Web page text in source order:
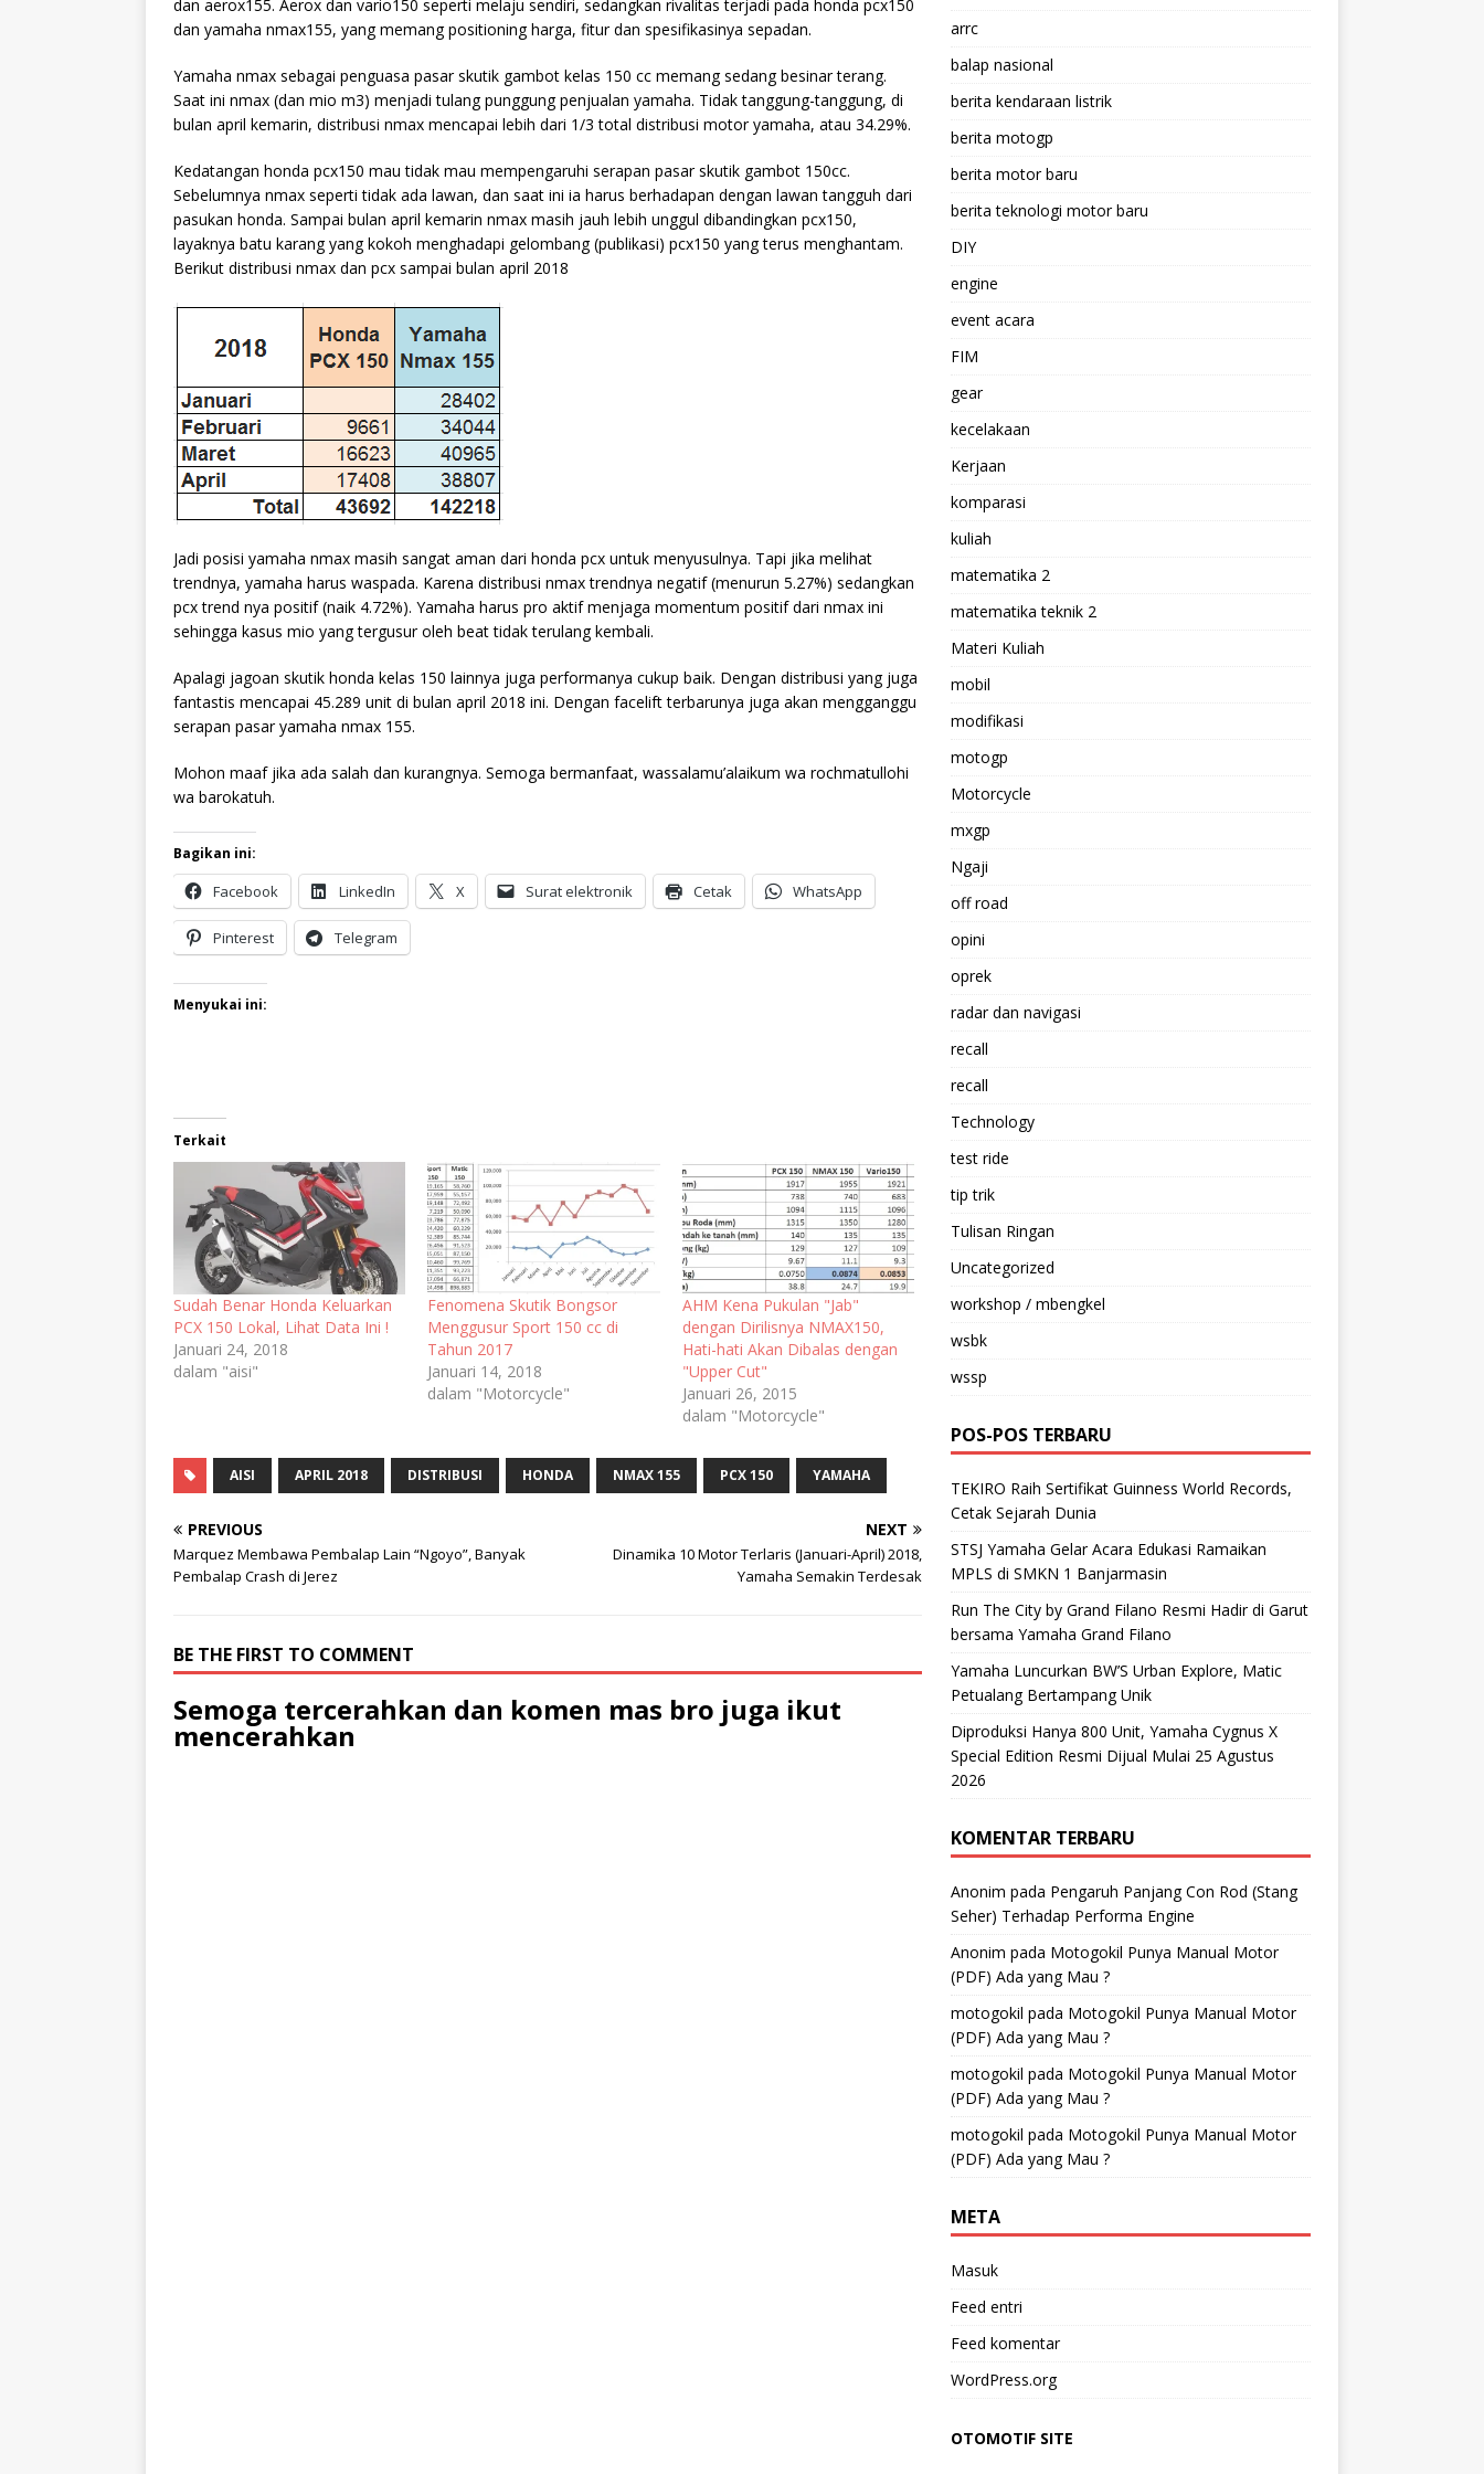
dan aerox155. Aerox dan vario150 seperti melaju sendiri, sedangkan rivalitas terjadi pada honda pcx150
dan yamaha nmax155, yang memang positioning harga, fitur dan spesifikasinya sepadan.
Yamaha nmax sebagai penguasa pasar skutik gambot kelas 150 cc memang sedang besinar terang.
Saat ini nmax (dan mio m3) menjadi tulang punggung penjualan yamaha. Tidak tanggung-tanggung, di
bulan april kemarin, distribusi nmax mencapai lebih dari 1/3 total distribusi motor yamaha, atau 34.29%.
Kedatangan honda pcx150 mau tidak mau mempengaruhi serapan pasar skutik gambot 150cc.
Sebelumnya nmax seperti tidak ada lawan, dan saat ini ia harus berhadapan dengan lawan tangguh dari
pasukan honda. Sampai bulan april kemarin nmax masih jauh lebih unggul dibandingkan pcx150,
layaknya batu karang yang kokoh menghadapi gelombang (publikasi) pcx150 yang terus menghantam.
Berikut distribusi nmax dan pcx sampai bulan april 2018
Jadi posisi yamaha nmax masih sangat aman dari honda pcx untuk menyusulnya. Tapi jika melihat
trendnya, yamaha harus waspada. Karena distribusi nmax trendnya negatif (menurun 5.27%) sedangkan
pcx trend nya positif (naik 4.72%). Yamaha harus pro aktif menjaga momentum positif dari nmax ini
sehingga kasus mio yang tergusur oleh beat tidak terulang kembali.
Apalagi jagoan skutik honda kelas 150 lainnya juga performanya cukup baik. Dengan distribusi yang juga
fantastis mencapai 45.289 unit di bulan april 2018 ini. Dengan facelift terbarunya juga akan mengganggu
serapan pasar yamaha nmax 155.
Mohon maaf jika ada salah dan kurangnya. Semoga bermanfaat, wassalamu’alaikum wa rochmatullohi
wa barokatuh.
Bagikan ini:
Facebook LinkedIn X Surat elektronik Cetak WhatsApp
Pinterest Telegram
Menyukai ini:
Terkait
Sudah Benar Honda Keluarkan
PCX 150 Lokal, Lihat Data Ini !
Januari 24, 2018
dalam "aisi"
Fenomena Skutik Bongsor
Menggusur Sport 150 cc di
Tahun 2017
Januari 14, 2018
dalam "Motorcycle"
AHM Kena Pukulan "Jab"
dengan Dirilisnya NMAX150,
Hati-hati Akan Dibalas dengan
"Upper Cut"
Januari 26, 2015
dalam "Motorcycle"
AISI APRIL 2018 DISTRIBUSI HONDA NMAX 155 PCX 150 YAMAHA
PREVIOUS
Marquez Membawa Pembalap Lain “Ngoyo”, Banyak
Pembalap Crash di Jerez
NEXT
Dinamika 10 Motor Terlaris (Januari-April) 2018,
Yamaha Semakin Terdesak
BE THE FIRST TO COMMENT
Semoga tercerahkan dan komen mas bro juga ikut
mencerahkan
arrc
balap nasional
berita kendaraan listrik
berita motogp
berita motor baru
berita teknologi motor baru
DIY
engine
event acara
FIM
gear
kecelakaan
Kerjaan
komparasi
kuliah
matematika 2
matematika teknik 2
Materi Kuliah
mobil
modifikasi
motogp
Motorcycle
mxgp
Ngaji
off road
opini
oprek
radar dan navigasi
recall
recall
Technology
test ride
tip trik
Tulisan Ringan
Uncategorized
workshop / mbengkel
wsbk
wssp
POS-POS TERBARU
TEKIRO Raih Sertifikat Guinness World Records,
Cetak Sejarah Dunia
STSJ Yamaha Gelar Acara Edukasi Ramaikan
MPLS di SMKN 1 Banjarmasin
Run The City by Grand Filano Resmi Hadir di Garut
bersama Yamaha Grand Filano
Yamaha Luncurkan BW’S Urban Explore, Matic
Petualang Bertampang Unik
Diproduksi Hanya 800 Unit, Yamaha Cygnus X
Special Edition Resmi Dijual Mulai 25 Agustus
2026
KOMENTAR TERBARU
Anonim pada Pengaruh Panjang Con Rod (Stang
Seher) Terhadap Performa Engine
Anonim pada Motogokil Punya Manual Motor
(PDF) Ada yang Mau ?
motogokil pada Motogokil Punya Manual Motor
(PDF) Ada yang Mau ?
motogokil pada Motogokil Punya Manual Motor
(PDF) Ada yang Mau ?
motogokil pada Motogokil Punya Manual Motor
(PDF) Ada yang Mau ?
META
Masuk
Feed entri
Feed komentar
WordPress.org
OTOMOTIF SITE